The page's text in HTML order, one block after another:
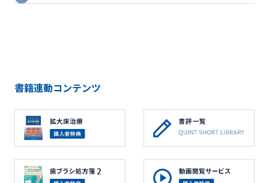
書籍連動コンテンツ